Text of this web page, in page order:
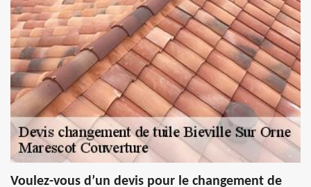
Voulez-vous d’un devis pour le changement de